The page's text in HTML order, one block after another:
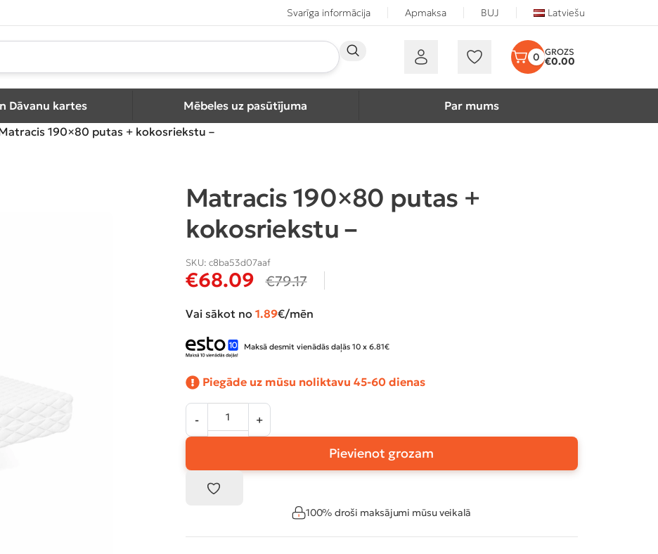
Svarīga informācija Apmaksa BUJ Latviešu
0 €0.00
Dāvanu kartes Mēbeles uz pasūtījuma
Par mums
190×80 putas + kokosriekstu –
Matracis 190×80 putas +
kokosriekstu –
SKU: c8ba53d07aaf
€68.09 €79.17
Vai sākot no 1.89€/mēn
Maksā desmit vienādās daļās 10 x 6.81€
Piegāde uz mūsu noliktavu 45-60 dienas
Pievienot grozam
100% droši maksājumi mūsu veikalā